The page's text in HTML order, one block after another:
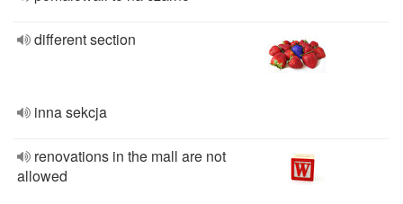
different section
inna sekcja
renovations in the mall are not
allowed